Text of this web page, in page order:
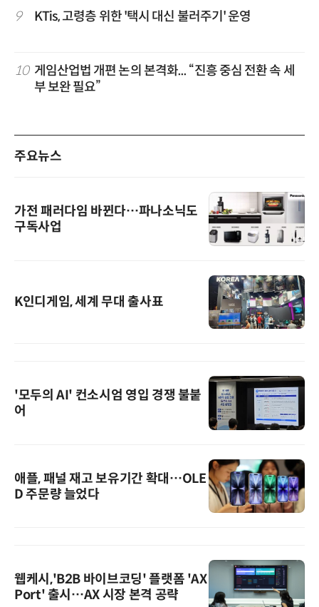
9 KTis, 고령층 위한 '택시 대신 불러주기' 운영
10 게임산업법 개편 논의 본격화... “진흥 중심 전환 속 세
부 보완 필요”
주요뉴스
가전 패러다임 바뀐다…파나소닉도
구독사업
K인디게임, 세계 무대 출사표
'모두의 AI' 컨소시엄 영입 경쟁 불붙
어
애플, 패널 재고 보유기간 확대…OLE
D 주문량 늘었다
웹케시,'B2B 바이브코딩' 플랫폼 'AX
Port' 출시…AX 시장 본격 공략